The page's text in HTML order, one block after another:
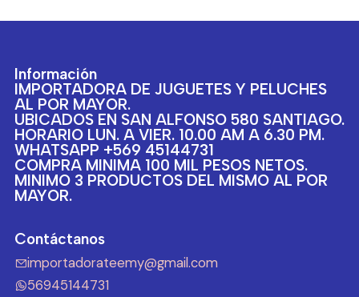
Información
IMPORTADORA DE JUGUETES Y PELUCHES
AL POR MAYOR.
UBICADOS EN SAN ALFONSO 580 SANTIAGO.
HORARIO LUN. A VIER. 10.00 AM A 6.30 PM.
WHATSAPP +569 45144731
COMPRA MINIMA 100 MIL PESOS NETOS.
MINIMO 3 PRODUCTOS DEL MISMO AL POR
MAYOR.
Contáctanos
importadorateemy@gmail.com
56945144731